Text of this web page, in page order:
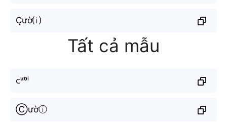
C̝ườ⒤
Tất cả mẫu
ᴄᵘ̛ᵒ̛̀ⁱ
Ⓒườⓘ